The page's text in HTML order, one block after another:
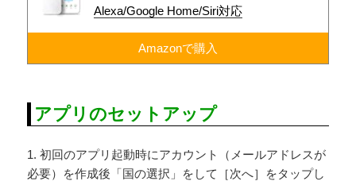
Alexa/Google Home/Siri対応
Amazonで購入
アプリのセットアップ
1. 初回のアプリ起動時にアカウント（メールアドレスが
必要）を作成後「国の選択」をして［次へ］をタップし